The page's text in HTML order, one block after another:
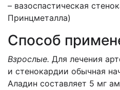
– вазоспастическая
Принцметалла)
Способ
Взрослые. Для лечения
и стенокардии обычная
Аладин составляет 5 мг